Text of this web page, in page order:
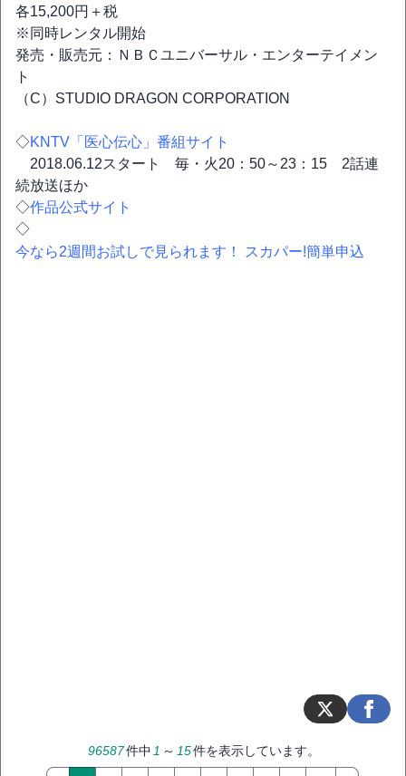
各15,200円＋税
※同時レンタル開始
発売・販売元：ＮＢＣユニバーサル・エンターテイメン
ト
（C）STUDIO DRAGON CORPORATION
◇KNTV「医心伝心」番組サイト
2018.06.12スタート 毎・火20：50～23：15 2話連
続放送ほか
◇作品公式サイト
◇
今なら2週間お試しで見られます！ スカパー!簡単申込
96587件中 1 ～ 15件を表示しています。